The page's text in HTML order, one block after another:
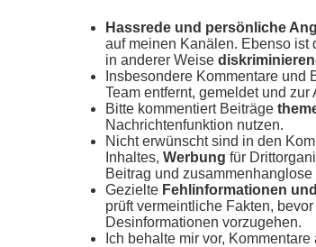
Hassrede und persönliche
auf meinen Kanälen. Ebenso ist
in anderer Weise
Insbesondere Kommentare und
Team entfernt, gemeldet und
Bitte kommentiert Beiträge
Nachrichtenfunktion nutzen.
Nicht erwünscht sind in den
Inhaltes,Werbung für
Beitrag und
Gezielte Fehlinformationen
prüft vermeintliche Fakten,
Desinformationen vorzugehen.
Ich behalte mir vor,